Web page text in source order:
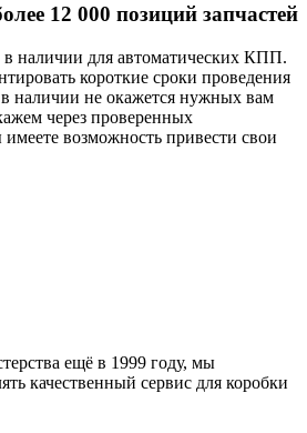
12 000 позиций запчастей
в наличии для автоматических КПП.
короткие сроки проведения
наличии не окажется нужных вам
через проверенных
возможность привести свои
ещё в 1999 году, мы
качественный сервис для коробки